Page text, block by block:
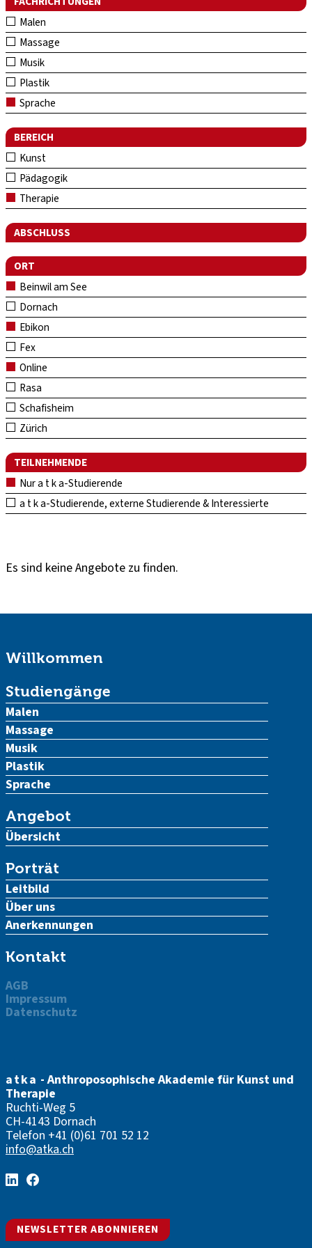
Malen
Massage
Musik
Plastik
Sprache
BEREICH
Kunst
Pädagogik
Therapie
ABSCHLUSS
ORT
Beinwil am See
Dornach
Ebikon
Fex
Online
Rasa
Schafisheim
Zürich
TEILNEHMENDE
Nur a t k a-Studierende
a t k a-Studierende, externe Studierende & Interessierte
Es sind keine Angebote zu finden.
Willkommen
Studiengänge
Malen
Massage
Musik
Plastik
Sprache
Angebot
Übersicht
Porträt
Leitbild
Über uns
Anerkennungen
Kontakt
AGB
Impressum
Datenschutz
atka - Anthroposophische Akademie für Kunst und
Therapie
Ruchti-Weg 5
CH-4143 Dornach
Telefon +41 (0)61 701 52 12
info@atka.ch
NEWSLETTER ABONNIEREN